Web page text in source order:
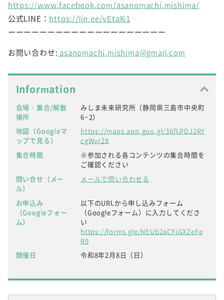
https://www.facebook.com/asanomachi.mishima/
公式LINE： https://lin.ee/vEtal61
ーーーーーーーーーーーーーーーーーーーー
お問い合わせ: asanomachi.mishima@gmail.com
Information
会場・集合/解散
場所
みしま未来研究所（静岡県三島市中央町
6−2）
地図（Googleマ
ップで見る）
https://maps.app.goo.gl/36fLPDJ2RY
cgWvr28
集合時間
※参加される各コンテンツの集合時間を
ご確認ください
問い合せ（メー
ル）
メールで問い合わせる
お申込み
（Googleフォー
ム）
以下のURLから申し込みフォーム
（Googleフォーム）に入力してくださ
い
https://forms.gle/NEUb2aCFiGXZeFe
R9
開催日
令和8年2月8日（日）